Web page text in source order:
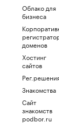
Облако для
бизнеса
доменов
Хостинг
сайтов
Знакомства
Сайт
знакомств
podbor.ru